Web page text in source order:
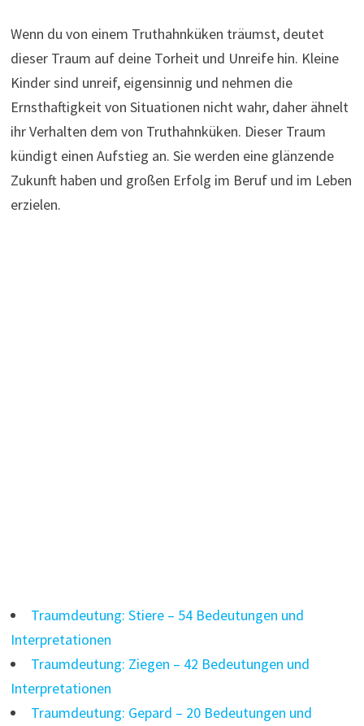
Wenn du von einem Truthahnküken träumst, deutet
dieser Traum auf deine Torheit und Unreife hin. Kleine
Kinder sind unreif, eigensinnig und nehmen die
Ernsthaftigkeit von Situationen nicht wahr, daher ähnelt
ihr Verhalten dem von Truthahnküken. Dieser Traum
kündigt einen Aufstieg an. Sie werden eine glänzende
Zukunft haben und großen Erfolg im Beruf und im Leben
erzielen.
Traumdeutung: Stiere – 54 Bedeutungen und
Interpretationen
Traumdeutung: Ziegen – 42 Bedeutungen und
Interpretationen
Traumdeutung: Gepard – 20 Bedeutungen und